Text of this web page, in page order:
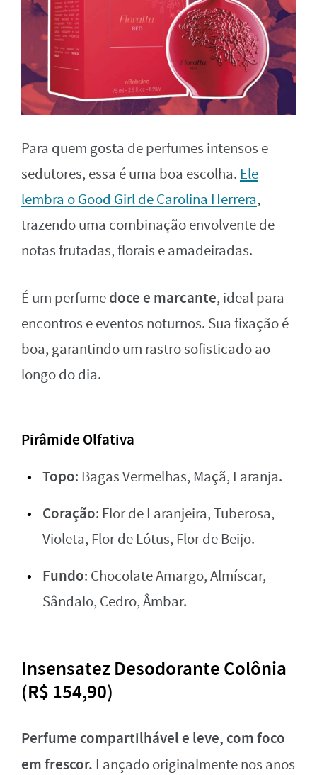
Para quem gosta de perfumes intensos e
sedutores, essa é uma boa escolha. Ele
lembra o Good Girl de Carolina Herrera,
trazendo uma combinação envolvente de
notas frutadas, florais e amadeiradas.
É um perfumedoce e marcante, ideal para
encontros e eventos noturnos. Sua fixação é
boa, garantindo um rastro sofisticado ao
longo do dia.
Pirâmide Olfativa
Topo: Bagas Vermelhas, Maçã, Laranja.
Coração: Flor de Laranjeira, Tuberosa,
Violeta, Flor de Lótus, Flor de Beijo.
Fundo: Chocolate Amargo, Almíscar,
Sândalo, Cedro, Âmbar.
Insensatez Desodorante Colônia
(R$ 154,90)
Perfume compartilhável e leve, com foco
em frescor. Lançado originalmente nos anos